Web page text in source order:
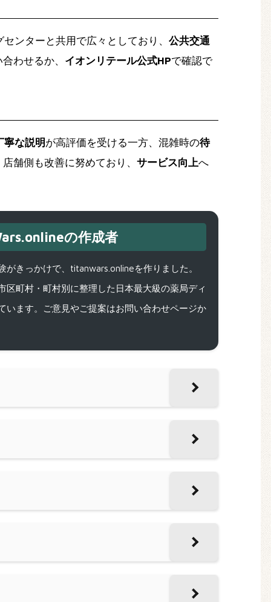
ンターと共用で広々としており、 公共交通
わせるか、 イオンリテール公式HPで確認で
寧な説明が高評価を受ける一方、混雑時の待
舗側も改善に努めており、 サービス向上へ
の作成者
きっかけで、titanwars.onlineを作りました。
町村・町村別に整理した日本最大級の薬局ディ
います。ご意見やご提案はお問い合わせページか